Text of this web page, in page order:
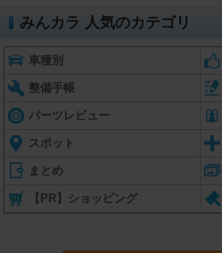
みんカラ 人気のカテゴリ
車種別
整備手帳
パーツレビュー
スポット
まとめ
【PR】ショッピング